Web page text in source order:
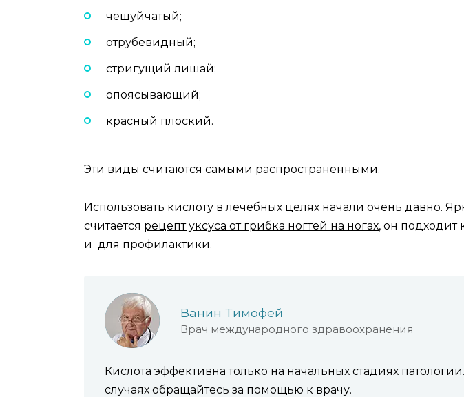
чешуйчатый;
отрубевидный;
стригущий лишай;
опоясывающий;
красный плоский.
Эти виды считаются самыми распространенными.
Использовать кислоту в лечебных целях начали очень давно.
считается рецепт уксуса от грибка ногтей на ногах, он подходит
и для профилактики.
Ванин Тимофей
Врач международного здравоохранения
Кислота эффективна только на начальных стадиях
случаях обращайтесь за помощью к врачу.